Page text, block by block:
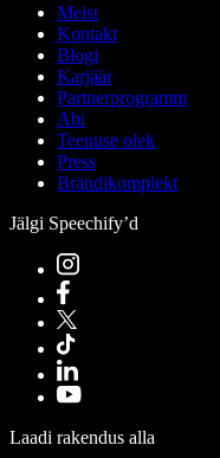
Meist
Kontakt
Blogi
Karjäär
Partnerprogramm
Abi
Teenuse olek
Press
Brändikomplekt
Jälgi Speechify’d
Laadi rakendus alla